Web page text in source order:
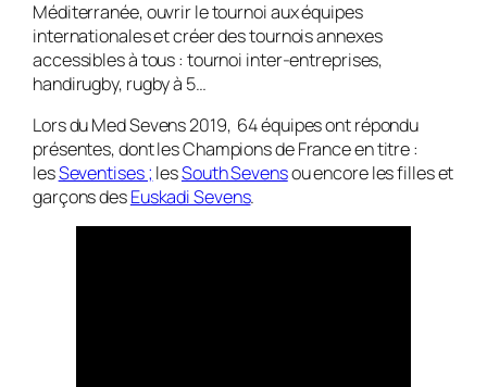
Méditerranée, ouvrir le tournoi aux équipes
internationales et créer des tournois annexes
accessibles à tous : tournoi inter-entreprises,
handirugby, rugby à 5…
Lors du Med Sevens 2019, 64 équipes ont répondu
présentes, dont les Champions de France en titre :
lesSeventises ; lesSouth Sevensou encore les filles et
garçons desEuskadi Sevens.